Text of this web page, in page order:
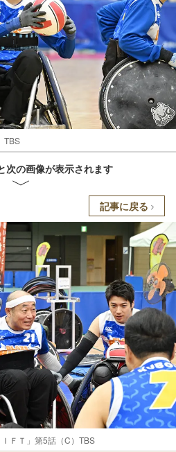
TBS
次の画像が表示されます
記事に戻る
ＦＴ」第5話（C）TBS